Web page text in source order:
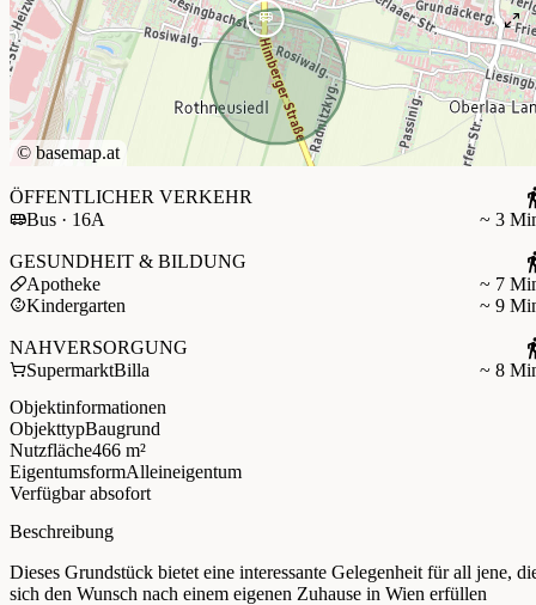
© basemap.at
ÖFFENTLICHER VERKEHR
Bus · 16A
~ 3
GESUNDHEIT & BILDUNG
Apotheke
~ 7
Kindergarten
~ 9
NAHVERSORGUNG
SupermarktBilla
~ 8
Objektinformationen
ObjekttypBaugrund
Nutzfläche466 m²
EigentumsformAlleineigentum
Verfügbar absofort
Beschreibung
Dieses Grundstück bietet eine interessante Gelegenheit für all jene,
sich den Wunsch nach einem eigenen Zuhause in Wien erfüllen